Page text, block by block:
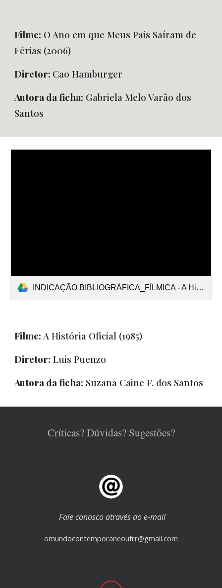
Filme: O Ano em que Meus Pais Saíram de
Férias (2006)
Diretor: Cao Hamburger
Autora da ficha: Gabriela Melo Varão dos
Santos
INDICAÇÃO BIBLIOGRÁFICA_FÍLMICA - A Historia Oficial - Suzana Caine.docx
Filme: A História Oficial (1985)
Diretor: Luis Puenzo
Autora da ficha: Suzana Caine F. dos Santos
Críticas? Dúvidas? Sugestões?
Fale conosco através do e-mail
omundocontemporaneoufrr@gmail.com